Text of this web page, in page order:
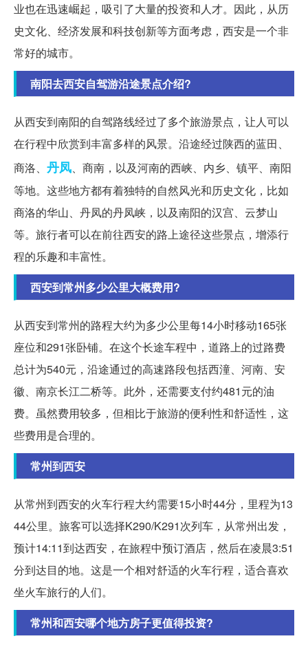
业也在迅速崛起，吸引了大量的投资和人才。因此，从历
史文化、经济发展和科技创新等方面考虑，西安是一个非
常好的城市。
南阳去西安自驾游沿途景点介绍?
从西安到南阳的自驾路线经过了多个旅游景点，让人可以
在行程中欣赏到丰富多样的风景。沿途经过陕西的蓝田、
商洛、 丹凤、商南，以及河南的西峡、内乡、镇平、南阳
等地。这些地方都有着独特的自然风光和历史文化，比如
商洛的华山、丹凤的丹凤峡，以及南阳的汉宫、云梦山
等。旅行者可以在前往西安的路上途径这些景点，增添行
程的乐趣和丰富性。
西安到常州多少公里大概费用?
从西安到常州的路程大约为多少公里每14小时移动165张
座位和291张卧铺。在这个长途车程中，道路上的过路费
总计为540元，沿途通过的高速路段包括西潼、河南、安
徽、南京长江二桥等。此外，还需要支付约481元的油
费。虽然费用较多，但相比于旅游的便利性和舒适性，这
些费用是合理的。
常州到西安
从常州到西安的火车行程大约需要15小时44分，里程为13
44公里。旅客可以选择K290/K291次列车，从常州出发，
预计14:11到达西安，在旅程中预订酒店，然后在凌晨3:51
分到达目的地。这是一个相对舒适的火车行程，适合喜欢
坐火车旅行的人们。
常州和西安哪个地方房子更值得投资?